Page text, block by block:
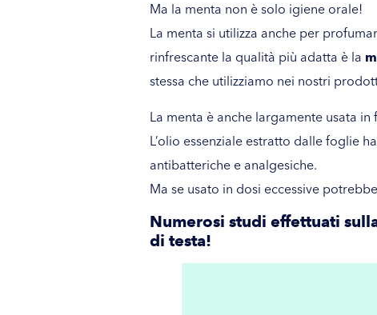
Ma la menta non è solo igiene orale!
La menta si utilizza anche per
rinfrescante la qualità più adatta è la
stessa che utilizziamo nei nostri
La menta è anche largamente usata
L’olio essenziale estratto dalle foglie
antibatteriche e analgesiche.
Ma se usato in dosi eccessive
Numerosi studi effettuati
di testa!